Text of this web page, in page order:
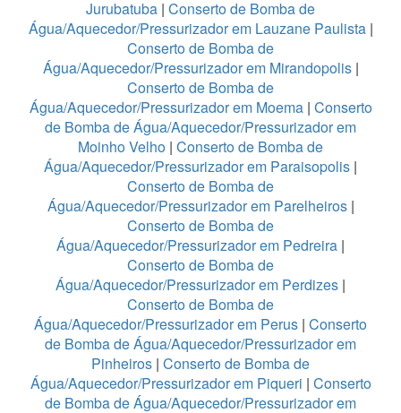
Jurubatuba | Conserto de Bomba de
Água/Aquecedor/Pressurizador em Lauzane Paulista |
Conserto de Bomba de
Água/Aquecedor/Pressurizador em Mirandopolis|
Conserto de Bomba de
Água/Aquecedor/Pressurizador em Moema| Conserto
de Bomba de Água/Aquecedor/Pressurizador em
Moinho Velho | Conserto de Bomba de
Água/Aquecedor/Pressurizador em Paraisopolis |
Conserto de Bomba de
Água/Aquecedor/Pressurizador em Parelheiros|
Conserto de Bomba de
Água/Aquecedor/Pressurizador em Pedreira |
Conserto de Bomba de
Água/Aquecedor/Pressurizador em Perdizes |
Conserto de Bomba de
Água/Aquecedor/Pressurizador em Perus | Conserto
de Bomba de Água/Aquecedor/Pressurizador em
Pinheiros | Conserto de Bomba de
Água/Aquecedor/Pressurizador em Piqueri | Conserto
de Bomba de Água/Aquecedor/Pressurizador em